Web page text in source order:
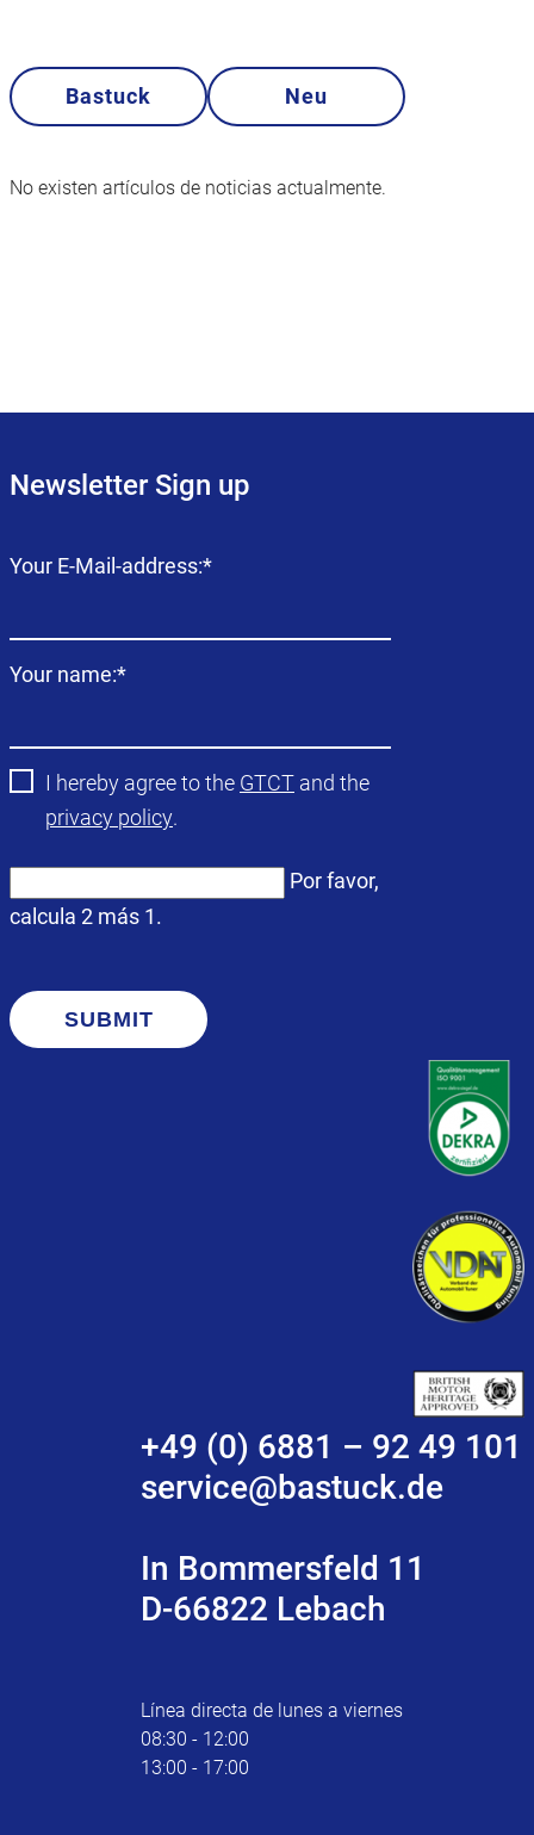
Bastuck Neu
No existen artículos de noticias actualmente.
Newsletter Sign up
Campo
Your E-Mail-address:*
Campo
Your name:*
I hereby agree to the GTCT and the
privacy policy.
Por favor,
calcula 2 más 1.
SUBMIT
+49 (0) 6881 – 92 49 101
service@bastuck.de
In Bommersfeld 11
D-66822 Lebach
Línea directa de lunes a viernes
08:30 - 12:00
13:00 - 17:00